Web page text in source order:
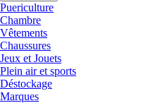
Puericulture
Chambre
Vêtements
Chaussures
Jeux et Jouets
Plein air et sports
Déstockage
Marques